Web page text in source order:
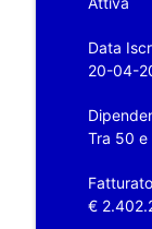
Data
20-04-
Tra 50
Fatturato
€